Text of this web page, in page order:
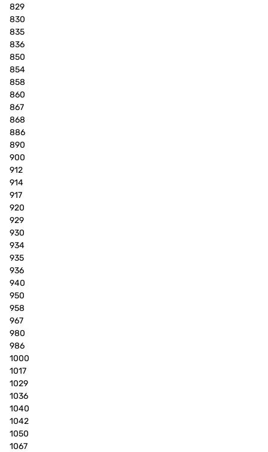
829
830
835
836
850
854
858
860
867
868
886
890
900
912
914
917
920
929
930
934
935
936
940
950
958
967
980
986
1000
1017
1029
1036
1040
1042
1050
1067